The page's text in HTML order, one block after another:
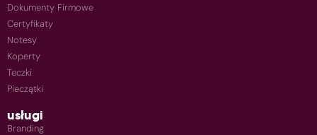
Dokumenty Firmowe
Certyfikaty
Notesy
Koperty
Teczki
Pieczątki
usługi
Branding